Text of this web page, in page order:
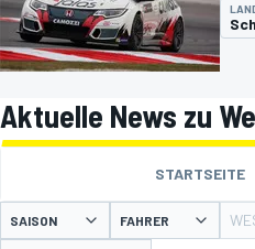
MOTOGP
Aktuelle News zu
STARTSEITE
SAISON FAHRER